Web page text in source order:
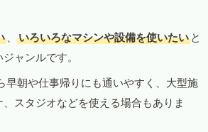
、 いろいろなマシンや設備を使いたい と
ャンルです。
早朝や仕事帰りにも通いやすく、大型施
スタジオなどを使える場合もありま